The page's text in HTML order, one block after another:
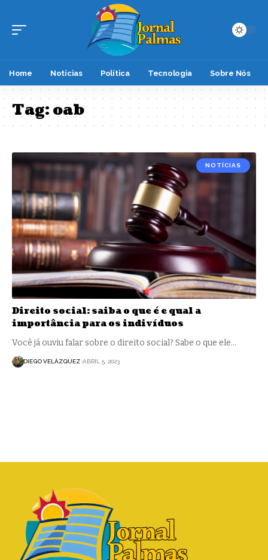
Home Notícias Política Tecnologia Sobre Nós
Tag:oab
NOTÍCIAS
Direito social: saiba o que é e qual a
importância para os indivíduos
Você já ouviu falar sobre o direito social? Sabe o que ele…
DIEGO VELÁZQUEZ ABRIL 5, 2023